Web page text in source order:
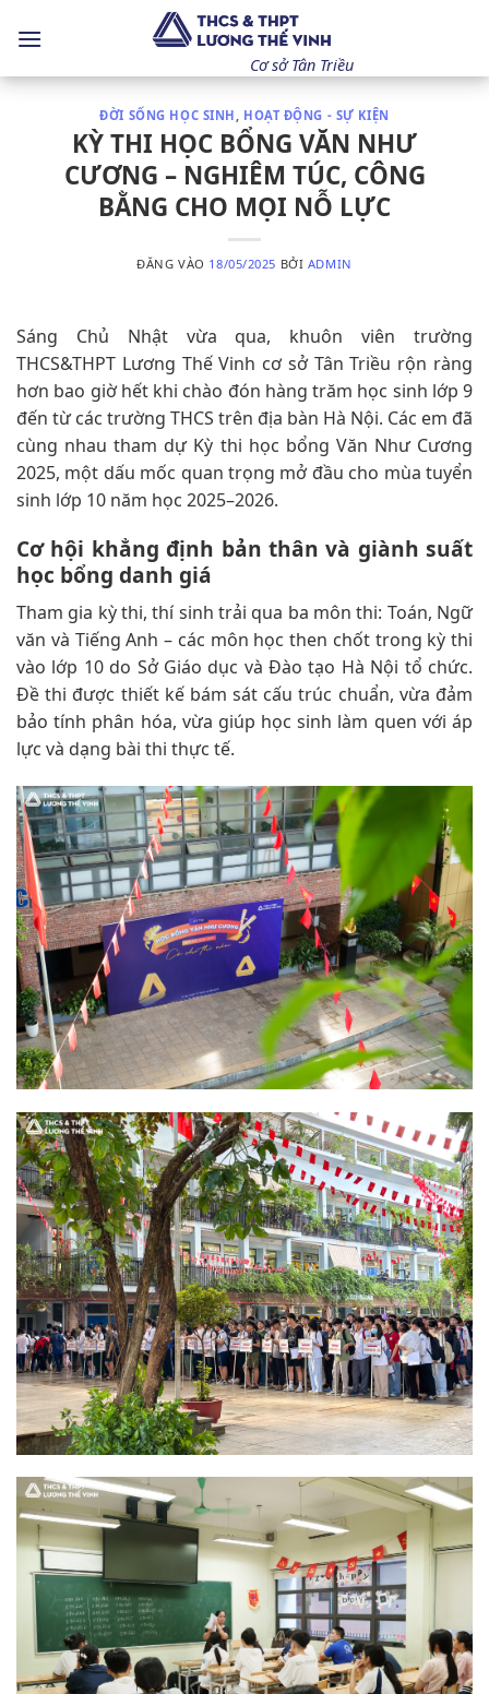
qua
Cơ sở Tân Triều
ĐỜI SỐNG HỌC SINH, HOẠT ĐỘNG - SỰ KIỆN
KỲ THI HỌC BỔNG VĂN NHƯ
CƯƠNG – NGHIÊM TÚC, CÔNG
BẰNG CHO MỌI NỖ LỰC
ĐĂNG VÀO 18/05/2025 BỞI ADMIN
Sáng Chủ Nhật vừa qua, khuôn viên trường
THCS&THPT Lương Thế Vinh cơ sở Tân Triều rộn ràng
hơn bao giờ hết khi chào đón hàng trăm học sinh lớp 9
đến từ các trường THCS trên địa bàn Hà Nội. Các em đã
cùng nhau tham dự Kỳ thi học bổng Văn Như Cương
2025, một dấu mốc quan trọng mở đầu cho mùa tuyển
sinh lớp 10 năm học 2025–2026.
Cơ hội khẳng định bản thân và giành suất
học bổng danh giá
Tham gia kỳ thi, thí sinh trải qua ba môn thi: Toán, Ngữ
văn và Tiếng Anh – các môn học then chốt trong kỳ thi
vào lớp 10 do Sở Giáo dục và Đào tạo Hà Nội tổ chức.
Đề thi được thiết kế bám sát cấu trúc chuẩn, vừa đảm
bảo tính phân hóa, vừa giúp học sinh làm quen với áp
lực và dạng bài thi thực tế.